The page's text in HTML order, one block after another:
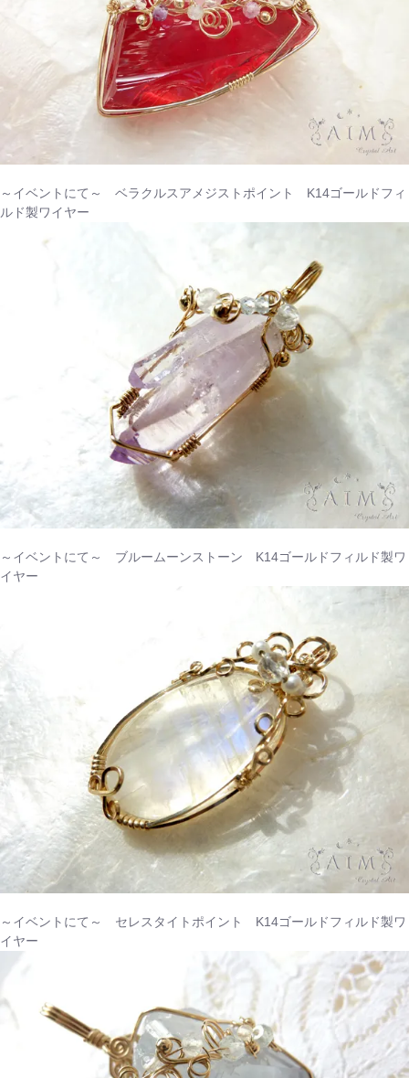
～イベントにて～ ベラクルスアメジストポイント K14ゴールドフィ
ルド製ワイヤー
～イベントにて～ ブルームーンストーン K14ゴールドフィルド製ワ
イヤー
～イベントにて～ セレスタイトポイント K14ゴールドフィルド製ワ
イヤー